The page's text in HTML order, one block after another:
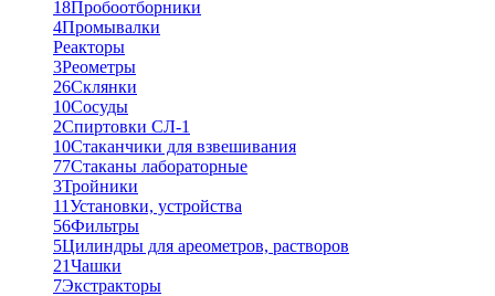
18Пробоотборники
4Промывалки
Реакторы
3Реометры
26Склянки
10Сосуды
2Спиртовки СЛ-1
10Стаканчики для взвешивания
77Стаканы лабораторные
3Тройники
11Установки, устройства
56Фильтры
5Цилиндры для ареометров, растворов
21Чашки
7Экстракторы